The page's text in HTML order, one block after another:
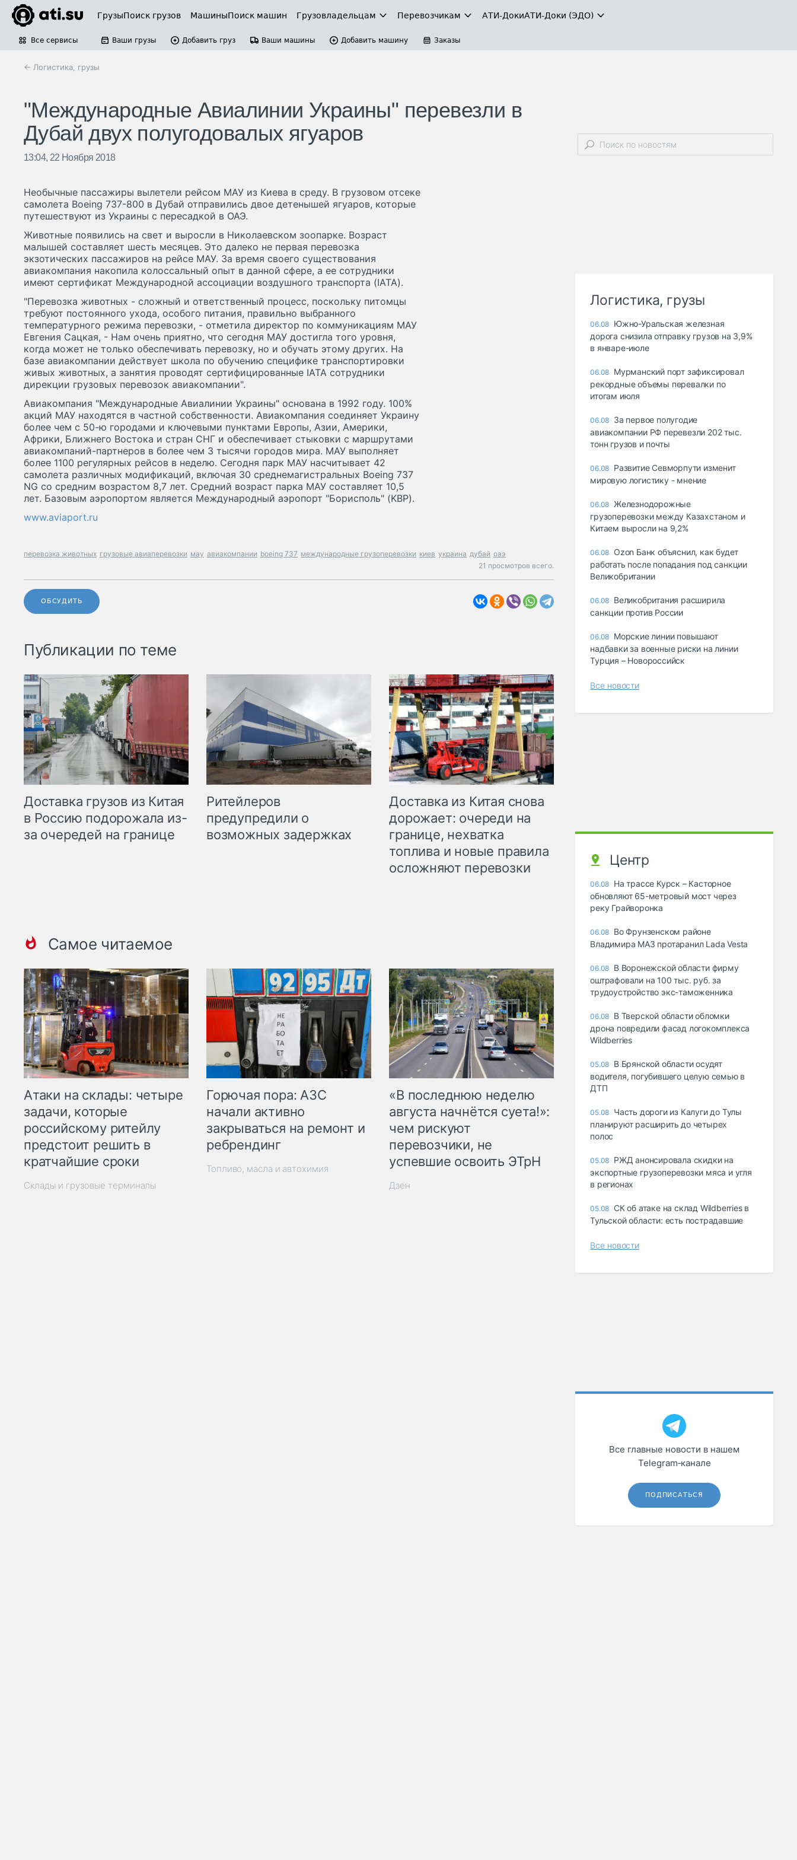
ГрузыПоиск грузов МашиныПоиск машин Грузовладельцам Перевозчикам АТИ-ДокиАТИ-Доки (ЭДО)
Все сервисы Ваши грузы Добавить груз Ваши машины Добавить машину Заказы
← Логистика, грузы
"Международные Авиалинии Украины" перевезли в
Дубай двух полугодовалых ягуаров
13:04, 22 Ноября 2018
Необычные пассажиры вылетели рейсом МАУ из Киева в среду. В грузовом отсеке
самолета Boeing 737-800 в Дубай отправились двое детенышей ягуаров, которые
путешествуют из Украины с пересадкой в ОАЭ.
Животные появились на свет и выросли в Николаевском зоопарке. Возраст
малышей составляет шесть месяцев. Это далеко не первая перевозка
экзотических пассажиров на рейсе МАУ. За время своего существования
авиакомпания накопила колоссальный опыт в данной сфере, а ее сотрудники
имеют сертификат Международной ассоциации воздушного транспорта (IATA).
"Перевозка животных - сложный и ответственный процесс, поскольку питомцы
требуют постоянного ухода, особого питания, правильно выбранного
температурного режима перевозки, - отметила директор по коммуникациям МАУ
Евгения Сацкая, - Нам очень приятно, что сегодня МАУ достигла того уровня,
когда может не только обеспечивать перевозку, но и обучать этому других. На
базе авиакомпании действует школа по обучению специфике транспортировки
живых животных, а занятия проводят сертифицированные IATA сотрудники
дирекции грузовых перевозок авиакомпании".
Авиакомпания "Международные Авиалинии Украины" основана в 1992 году. 100%
акций МАУ находятся в частной собственности. Авиакомпания соединяет Украину
более чем с 50-ю городами и ключевыми пунктами Европы, Азии, Америки,
Африки, Ближнего Востока и стран СНГ и обеспечивает стыковки с маршрутами
авиакомпаний-партнеров в более чем 3 тысячи городов мира. МАУ выполняет
более 1100 регулярных рейсов в неделю. Сегодня парк МАУ насчитывает 42
самолета различных модификаций, включая 30 среднемагистральных Boeing 737
NG со средним возрастом 8,7 лет. Средний возраст парка МАУ составляет 10,5
лет. Базовым аэропортом является Международный аэропорт "Борисполь" (KBP).
www.aviaport.ru
перевозка животных грузовые авиаперевозки мау авиакомпании boeing 737 международные грузоперевозки киев украина дубай оаэ
21 просмотров всего.
ОБСУДИТЬ
Публикации по теме
Доставка грузов из Китая
в Россию подорожала из-
за очередей на границе
Ритейлеров
предупредили о
возможных задержках
Доставка из Китая снова
дорожает: очереди на
границе, нехватка
топлива и новые правила
осложняют перевозки
Самое читаемое
Атаки на склады: четыре
задачи, которые
российскому ритейлу
предстоит решить в
кратчайшие сроки
Склады и грузовые терминалы
Горючая пора: АЗС
начали активно
закрываться на ремонт и
ребрендинг
Топливо, масла и автохимия
«В последнюю неделю
августа начнётся суета!»:
чем рискуют
перевозчики, не
успевшие освоить ЭТрН
Дзен
Логистика, грузы
06.08 Южно-Уральская железная
дорога снизила отправку грузов на 3,9%
в январе-июле
06.08 Мурманский порт зафиксировал
рекордные объемы перевалки по
итогам июля
06.08 За первое полугодие
авиакомпании РФ перевезли 202 тыс.
тонн грузов и почты
06.08 Развитие Севморпути изменит
мировую логистику - мнение
06.08 Железнодорожные
грузоперевозки между Казахстаном и
Китаем выросли на 9,2%
06.08 Ozon Банк объяснил, как будет
работать после попадания под санкции
Великобритании
06.08 Великобритания расширила
санкции против России
06.08 Морские линии повышают
надбавки за военные риски на линии
Турция – Новороссийск
Все новости
Центр
06.08 На трассе Курск – Касторное
обновляют 65-метровый мост через
реку Грайворонка
06.08 Во Фрунзенском районе
Владимира МАЗ протаранил Lada Vesta
06.08 В Воронежской области фирму
оштрафовали на 100 тыс. руб. за
трудоустройство экс-таможенника
06.08 В Тверской области обломки
дрона повредили фасад логокомплекса
Wildberries
05.08 В Брянской области осудят
водителя, погубившего целую семью в
ДТП
05.08 Часть дороги из Калуги до Тулы
планируют расширить до четырех
полос
05.08 РЖД анонсировала скидки на
экспортные грузоперевозки мяса и угля
в регионах
05.08 СК об атаке на склад Wildberries в
Тульской области: есть пострадавшие
Все новости
Все главные новости в нашем
Telegram‑канале
ПОДПИСАТЬСЯ